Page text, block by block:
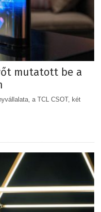
mutatott be a
a TCL CSOT, két